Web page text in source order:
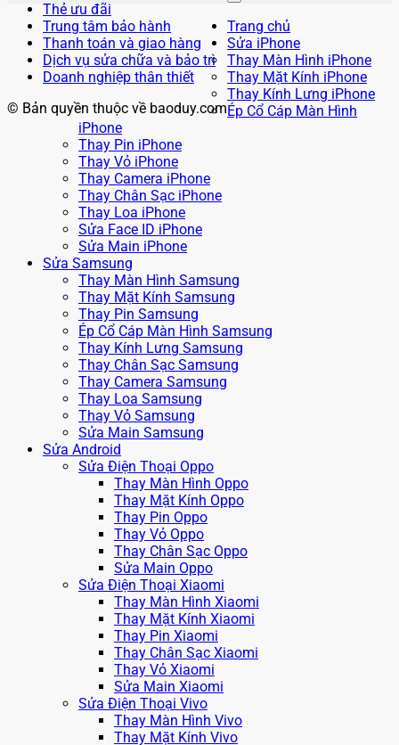
Thẻ ưu đãi
Trung tâm bảo hành
Thanh toán và giao hàng
Dịch vụ sửa chữa và bảo trì
Doanh nghiệp thân thiết
© Bản quyền thuộc về baoduy.com
Trang chủ
Sửa iPhone
Thay Màn Hình iPhone
Thay Mặt Kính iPhone
Thay Kính Lưng iPhone
Ép Cổ Cáp Màn Hình
iPhone
Thay Pin iPhone
Thay Vỏ iPhone
Thay Camera iPhone
Thay Chân Sạc iPhone
Thay Loa iPhone
Sửa Face ID iPhone
Sửa Main iPhone
Sửa Samsung
Thay Màn Hình Samsung
Thay Mặt Kính Samsung
Thay Pin Samsung
Ép Cổ Cáp Màn Hình Samsung
Thay Kính Lưng Samsung
Thay Chân Sạc Samsung
Thay Camera Samsung
Thay Loa Samsung
Thay Vỏ Samsung
Sửa Main Samsung
Sửa Android
Sửa Điện Thoại Oppo
Thay Màn Hình Oppo
Thay Mặt Kính Oppo
Thay Pin Oppo
Thay Vỏ Oppo
Thay Chân Sạc Oppo
Sửa Main Oppo
Sửa Điện Thoại Xiaomi
Thay Màn Hình Xiaomi
Thay Mặt Kính Xiaomi
Thay Pin Xiaomi
Thay Chân Sạc Xiaomi
Thay Vỏ Xiaomi
Sửa Main Xiaomi
Sửa Điện Thoại Vivo
Thay Màn Hình Vivo
Thay Mặt Kính Vivo